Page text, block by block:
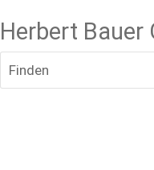
Herbert Bauer
Finden